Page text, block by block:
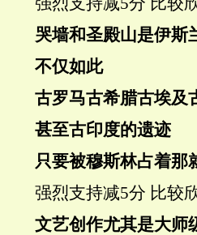
哭墙和圣殿山是伊斯
不仅如此
古罗马古希腊古埃及
甚至古印度的遗迹
只要被穆斯林占着那
强烈支持减5分 比较
文艺创作尤其是大师